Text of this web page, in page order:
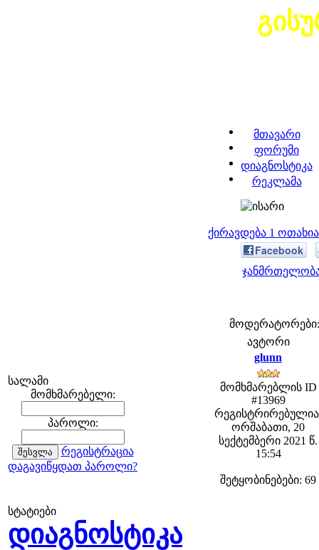
მთავარი
ფორუმი
დიაგნოსტიკა
რეკლამა
ქირავდება 1
სალამი
მომხმარებელი:
პაროლი:
რეგისტრაცია
დაგავიწყდათ პაროლი?
სტატიები
დიაგნოსტიკა
Facebook
მოდერატორები:
ავტორი
glunn
მომხმარებლის ID
#13969
ორშაბათი, 20
სექტემბერი 2021 წ.
15:54
შეტყობინებები: 69